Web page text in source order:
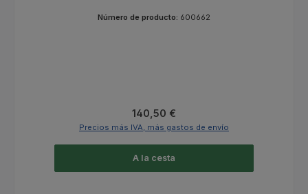
Número de producto: 600662
Precio normal:
140,50 €
Precios más IVA, más gastos de envío
A la cesta